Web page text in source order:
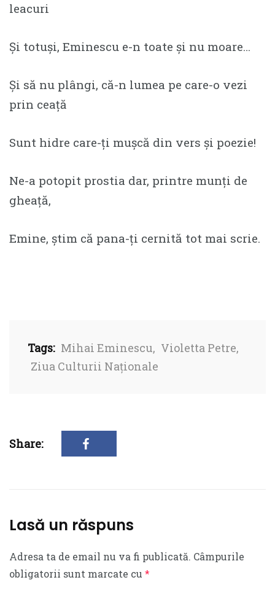
leacuri
Și totuși, Eminescu e-n toate și nu moare…
Şi să nu plângi, că-n lumea pe care-o vezi
prin ceaţă
Sunt hidre care-ţi muşcă din vers şi poezie!
Ne-a potopit prostia dar, printre munţi de
gheaţă,
Emine, ştim că pana-ţi cernită tot mai scrie.
Tags: Mihai Eminescu, Violetta Petre,
Ziua Culturii Naționale
Share:
Lasă un răspuns
Adresa ta de email nu va fi publicată. Câmpurile
obligatorii sunt marcate cu *